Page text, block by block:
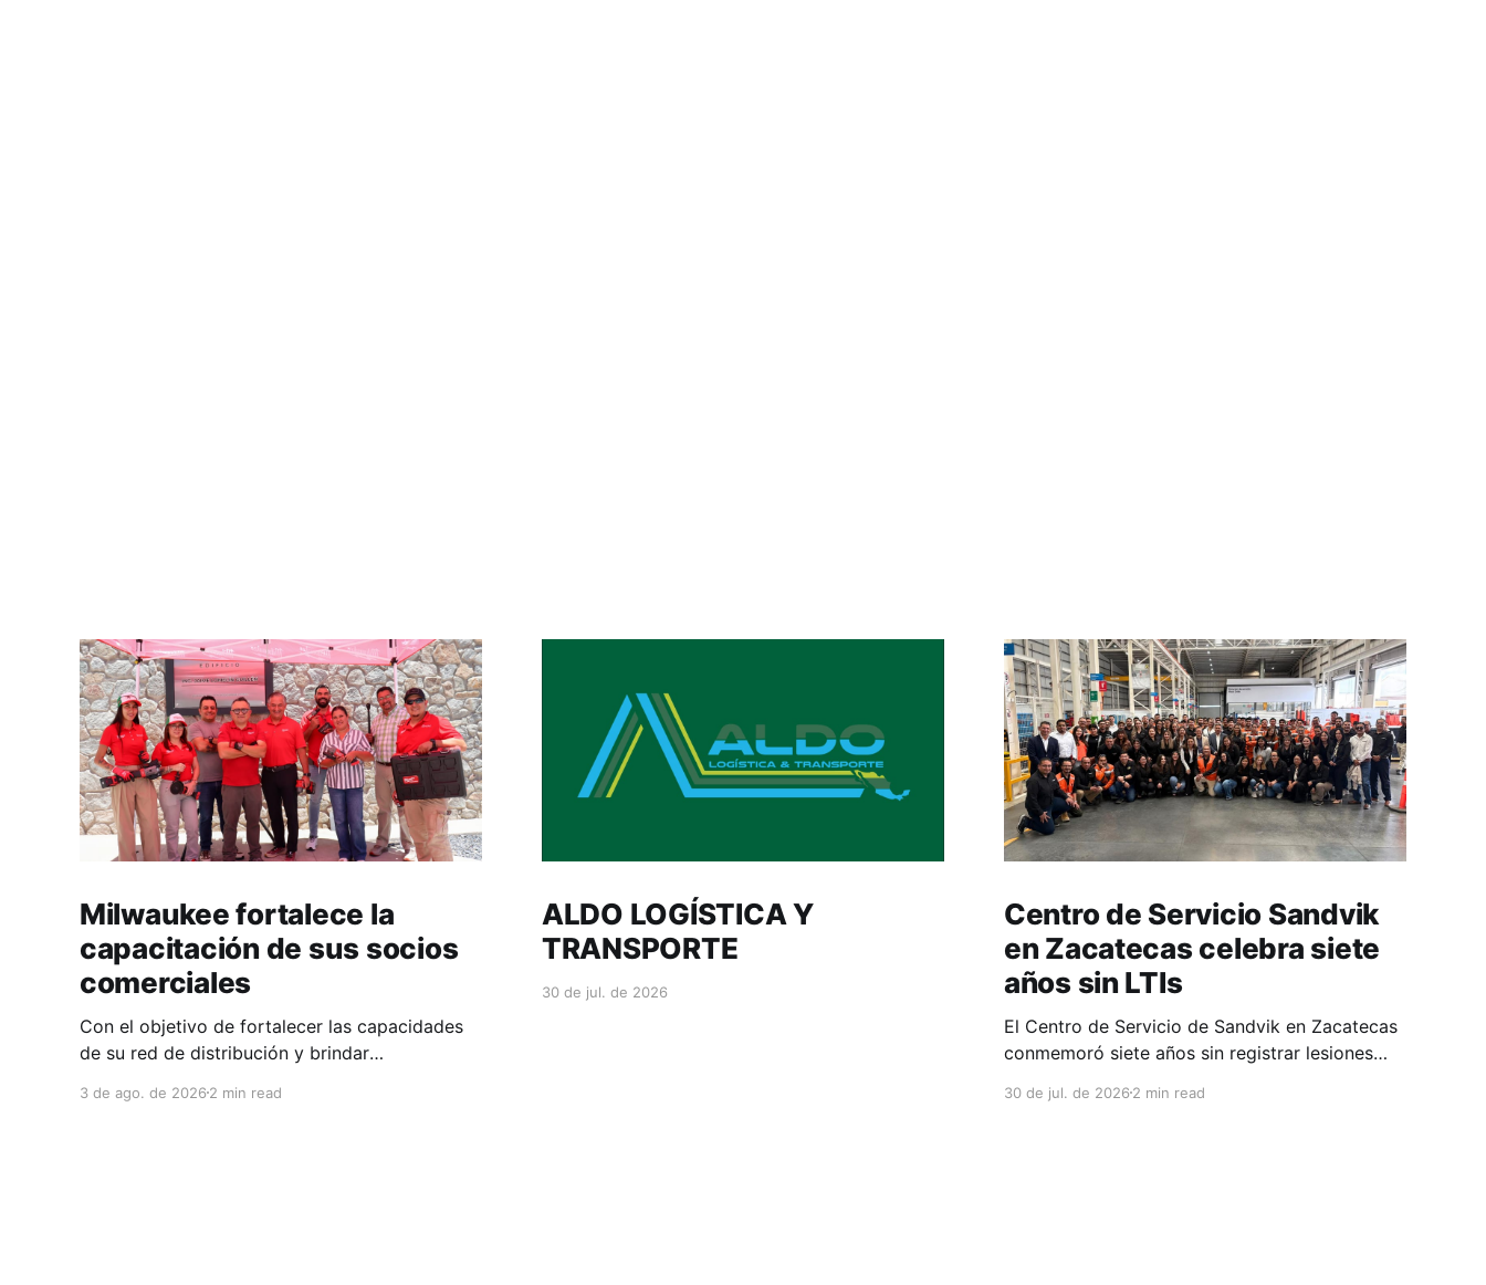
Milwaukee fortalece la
capacitación de sus socios
comerciales
Con el objetivo de fortalecer las capacidades
de su red de distribución y brindar
desempeño comercial y técnico, Milwaukee
3 de ago. de 2026 2 min read
ALDO LOGÍSTICA Y
TRANSPORTE
30 de jul. de 2026
Centro de Servicio Sandvik
en Zacatecas celebra siete
años sin LTIs
El Centro de Servicio de Sandvik en Zacatecas
conmemoró siete años sin registrar lesiones
la consolidación de una cultura de seguridad
30 de jul. de 20262 min read